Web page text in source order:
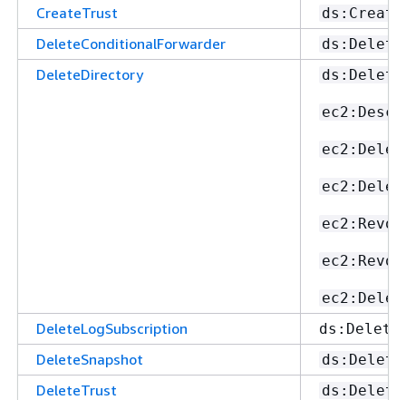
CreateTrust
DeleteConditionalForwarder
DeleteDirectory
DeleteLogSubscription
DeleteSnapshot
DeleteTrust